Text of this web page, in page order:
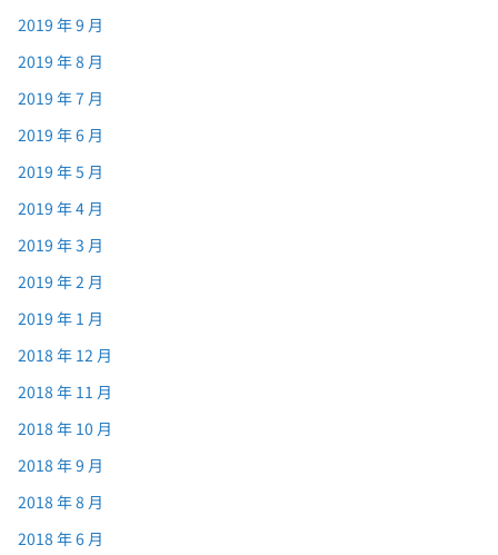
2019 年 9 月
2019 年 8 月
2019 年 7 月
2019 年 6 月
2019 年 5 月
2019 年 4 月
2019 年 3 月
2019 年 2 月
2019 年 1 月
2018 年 12 月
2018 年 11 月
2018 年 10 月
2018 年 9 月
2018 年 8 月
2018 年 6 月